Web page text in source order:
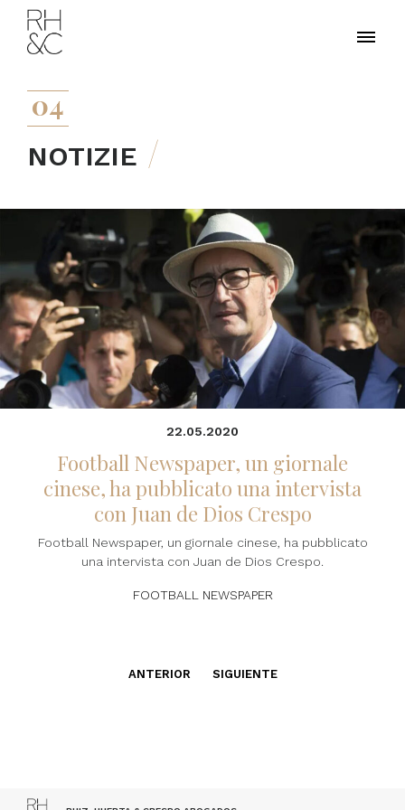
04
NOTIZIE
22.05.2020
Football Newspaper, un giornale
cinese, ha pubblicato una intervista
con Juan de Dios Crespo
Football Newspaper, un giornale cinese, ha pubblicato
una intervista con Juan de Dios Crespo.
FOOTBALL NEWSPAPER
ANTERIOR SIGUIENTE